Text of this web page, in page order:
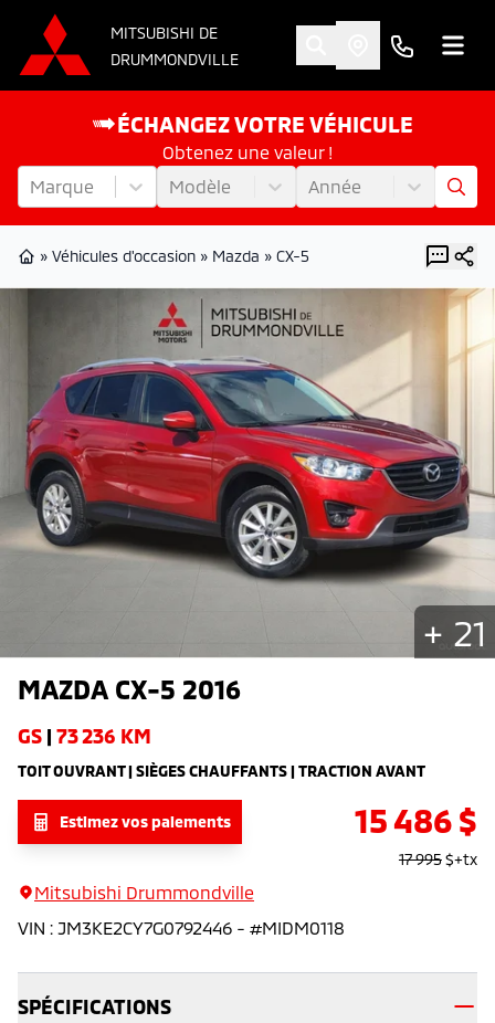
MITSUBISHI DE
DRUMMONDVILLE
ÉCHANGEZ VOTRE VÉHICULE
Obtenez une valeur !
Marque
Modèle Année
» Véhicules d'occasion » Mazda » CX-5
+ 21
MAZDA CX-5 2016
GS | 73 236 KM
TOIT OUVRANT | SIÈGES CHAUFFANTS | TRACTION AVANT
15 486$
17 995$+tx
Estimez vos paiements
Mitsubishi Drummondville
VIN : JM3KE2CY7G0792446 - #MIDM0118
SPÉCIFICATIONS